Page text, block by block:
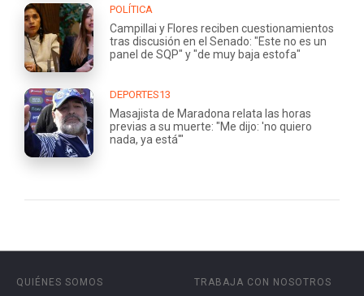
POLÍTICA
Campillai y Flores reciben cuestionamientos
tras discusión en el Senado: "Este no es un
panel de SQP" y "de muy baja estofa"
DEPORTES13
Masajista de Maradona relata las horas
previas a su muerte: "Me dijo: 'no quiero
nada, ya está'"
QUIÉNES SOMOS
TRABAJA CON NOSOTROS